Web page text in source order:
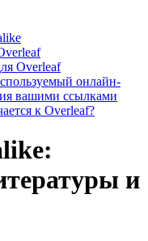
Overleaf
онлайн-
вашими ссылками
к Overleaf?
и